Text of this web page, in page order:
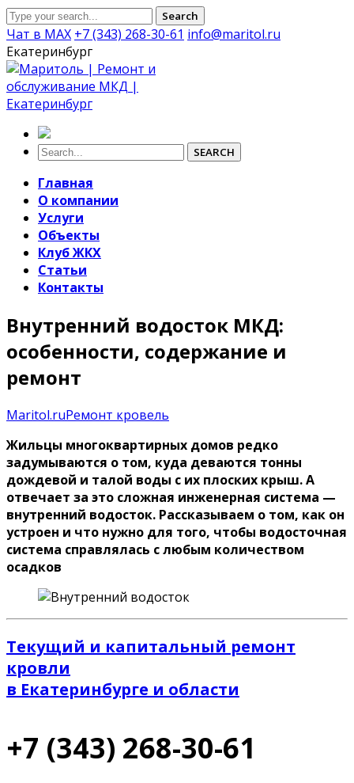
Search
Чат в MAX +7 (343) 268-30-61 info@maritol.ru
Екатеринбург
SEARCH
Главная
О компании
Услуги
Объекты
Клуб ЖКХ
Статьи
Контакты
Внутренний водосток МКД:
особенности, содержание и
ремонт
Maritol.ruРемонт кровель
Жильцы многоквартирных домов редко
задумываются о том, куда деваются тонны
дождевой и талой воды с их плоских крыш. А
отвечает за это сложная инженерная система —
внутренний водосток. Рассказываем о том, как он
устроен и что нужно для того, чтобы водосточная
система справлялась с любым количеством
осадков
Текущий и капитальный ремонт
кровли
в Екатеринбурге и области
+7 (343) 268-30-61